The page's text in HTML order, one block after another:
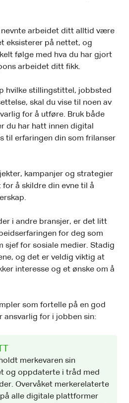
arbeidet ditt alltid være
eksisterer på nettet, og
følge med hva du har gjort
arbeidet ditt fikk.
hvilke stillingstittel, jobbsted
skal du vise til noen av
for å utføre. Bruk både
du har hatt innen digital
til erfaringen din som frilanser
kampanjer og strategier
å skildre din evne til å
i andre bransjer, er det litt
for deg som
sjef for sosiale medier. Stadig
og det er veldig viktig at
interesse og et ønske om å
som fortelle på en god
ansvarlig for i jobben sin:
merkevaren sin
og oppdaterte i tråd med
Overvåket merkerelaterte
alle digitale plattformer